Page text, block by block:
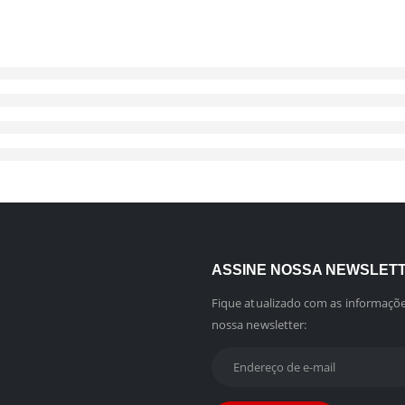
ASSINE NOSSA
Fique atualizado com as
nossa newsletter: